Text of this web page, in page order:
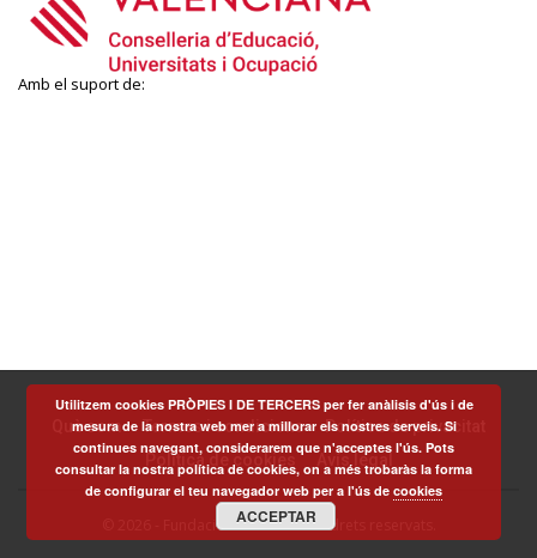
Amb el suport de:
Què som Termes i condicions
Política de privacitat
Política de cookies
Avís legal
© 2026 - Fundació Scito - Tots els drets reservats.
Utilitzem cookies PRÒPIES I DE TERCERS per fer anàlisis d'ús i de
mesura de la nostra web mer a millorar els nostres serveis. Si
continues navegant, considerarem que n'acceptes l'ús. Pots
consultar la nostra política de cookies, on a més trobaràs la forma
de configurar el teu navegador web per a l'ús decookies
ACCEPTAR